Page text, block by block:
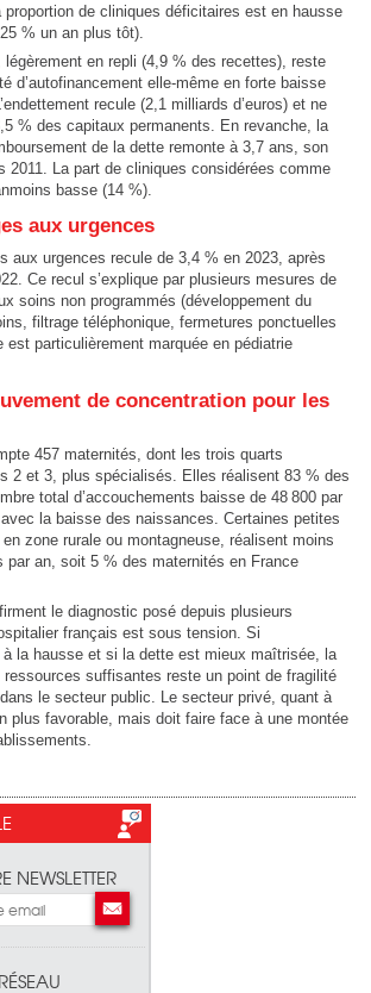
de cliniques déficitaires est en hausse
% un an plus tôt).
légèrement en repli (4,9 % des recettes), reste
d’autofinancement elle-même en forte baisse
recule (2,1 milliards d’euros) et ne
% des capitaux permanents. En revanche, la
de la dette remonte à 3,7 ans, son
2011. La part de cliniques considérées comme
basse (14 %).
aux urgences
aux urgences recule de 3,4 % en 2023, après
Ce recul s’explique par plusieurs mesures de
soins non programmés (développement du
filtrage téléphonique, fermetures ponctuelles
particulièrement marquée en pédiatrie
de concentration pour les
457 maternités, dont les trois quarts
2 et 3, plus spécialisés. Elles réalisent 83 % des
total d’accouchements baisse de 48 800 par
la baisse des naissances. Certaines petites
zone rurale ou montagneuse, réalisent moins
par an, soit 5 % des maternités en France
le diagnostic posé depuis plusieurs
français est sous tension. Si
à la hausse et si la dette est mieux maîtrisée, la
ressources suffisantes reste un point de fragilité
le secteur public. Le secteur privé, quant à
plus favorable, mais doit faire face à une montée
NEWSLETTER